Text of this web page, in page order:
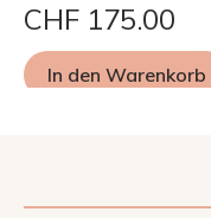
CHF 175.00
In den Warenkorb